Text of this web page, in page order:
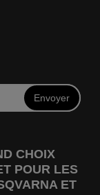
Envoyer
CHOIX
POUR LES
ET